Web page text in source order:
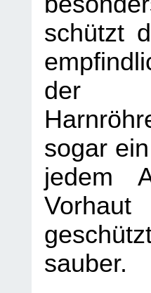
schützt
der
sogar
jedem
sauber.